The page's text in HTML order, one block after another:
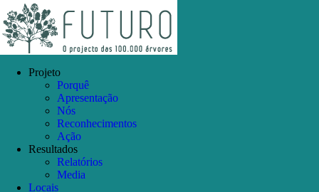
to
content
Facebook
Instagram
YouTube
Projeto
Porquê
Apresentação
Nós
Reconhecimentos
Ação
Resultados
Relatórios
Media
Locais